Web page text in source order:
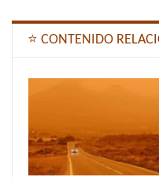
⭐ CONTENIDO